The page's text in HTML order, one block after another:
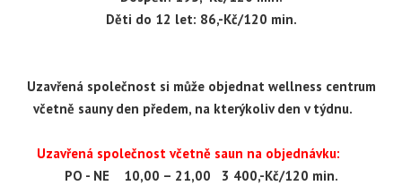
Děti do 12 let: 86,-Kč/120 min.
Uzavřená společnost si může objednat wellness centrum
včetně sauny den předem, na kterýkoliv den v týdnu.
Uzavřená společnost včetně saun na objednávku:
PO - NE 10,00 – 21,00
3 400,-Kč/120 min.